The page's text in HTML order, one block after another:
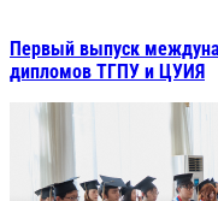
Первый выпуск
дипломов ТГПУ и ЦУИЯ